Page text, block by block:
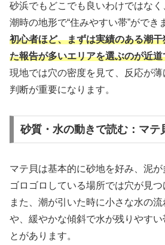
砂浜でもどこでも良いわけではな
潮時の地形で“住みやすい帯”ができ
初心者ほど、まずは実績のある潮
た報告が多いエリアを選ぶのが近道
現地では穴の密度を見て、反応が
判断が重要になります。
砂質・水の動きで読む：マテ
マテ貝は基本的に砂地を好み、泥
ゴロゴロしている場所では穴が見つ
また、潮が引いた時に小さな水の
や、緩やかな傾斜で水が残りやすい
とがあります。